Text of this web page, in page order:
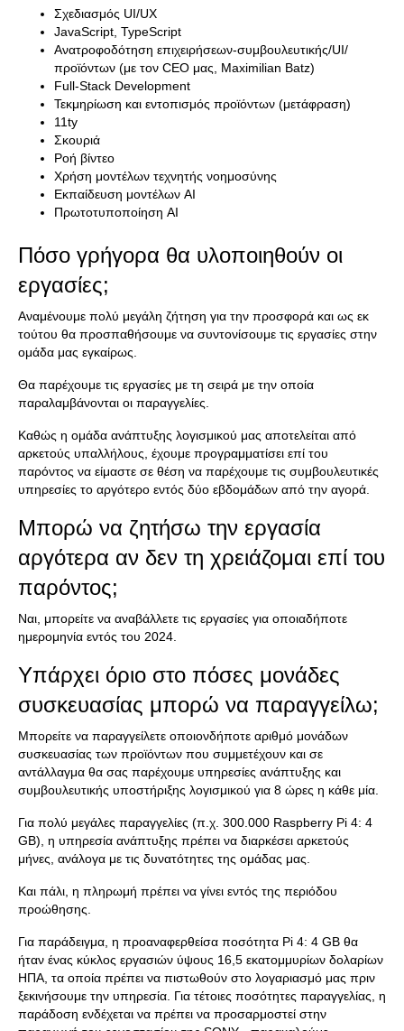
Σχεδιασμός UI/UX
JavaScript, TypeScript
Ανατροφοδότηση επιχειρήσεων-συμβουλευτικής/UI/
προϊόντων (με τον CEO μας, Maximilian Batz)
Full-Stack Development
Τεκμηρίωση και εντοπισμός προϊόντων (μετάφραση)
11ty
Σκουριά
Ροή βίντεο
Χρήση μοντέλων τεχνητής νοημοσύνης
Εκπαίδευση μοντέλων AI
Πρωτοτυποποίηση AI
Πόσο γρήγορα θα υλοποιηθούν οι
εργασίες;
Αναμένουμε πολύ μεγάλη ζήτηση για την προσφορά και ως εκ
τούτου θα προσπαθήσουμε να συντονίσουμε τις εργασίες στην
ομάδα μας εγκαίρως.
Θα παρέχουμε τις εργασίες με τη σειρά με την οποία
παραλαμβάνονται οι παραγγελίες.
Καθώς η ομάδα ανάπτυξης λογισμικού μας αποτελείται από
αρκετούς υπαλλήλους, έχουμε προγραμματίσει επί του
παρόντος να είμαστε σε θέση να παρέχουμε τις συμβουλευτικές
υπηρεσίες το αργότερο εντός δύο εβδομάδων από την αγορά.
Μπορώ να ζητήσω την εργασία
αργότερα αν δεν τη χρειάζομαι επί του
παρόντος;
Ναι, μπορείτε να αναβάλλετε τις εργασίες για οποιαδήποτε
ημερομηνία εντός του 2024.
Υπάρχει όριο στο πόσες μονάδες
συσκευασίας μπορώ να παραγγείλω;
Μπορείτε να παραγγείλετε οποιονδήποτε αριθμό μονάδων
συσκευασίας των προϊόντων που συμμετέχουν και σε
αντάλλαγμα θα σας παρέχουμε υπηρεσίες ανάπτυξης και
συμβουλευτικής υποστήριξης λογισμικού για 8 ώρες η κάθε μία.
Για πολύ μεγάλες παραγγελίες (π.χ. 300.000 Raspberry Pi 4: 4
GB), η υπηρεσία ανάπτυξης πρέπει να διαρκέσει αρκετούς
μήνες, ανάλογα με τις δυνατότητες της ομάδας μας.
Και πάλι, η πληρωμή πρέπει να γίνει εντός της περιόδου
προώθησης.
Για παράδειγμα, η προαναφερθείσα ποσότητα Pi 4: 4 GB θα
ήταν ένας κύκλος εργασιών ύψους 16,5 εκατομμυρίων δολαρίων
ΗΠΑ, τα οποία πρέπει να πιστωθούν στο λογαριασμό μας πριν
ξεκινήσουμε την υπηρεσία. Για τέτοιες ποσότητες παραγγελίας, η
παράδοση ενδέχεται να πρέπει να προσαρμοστεί στην